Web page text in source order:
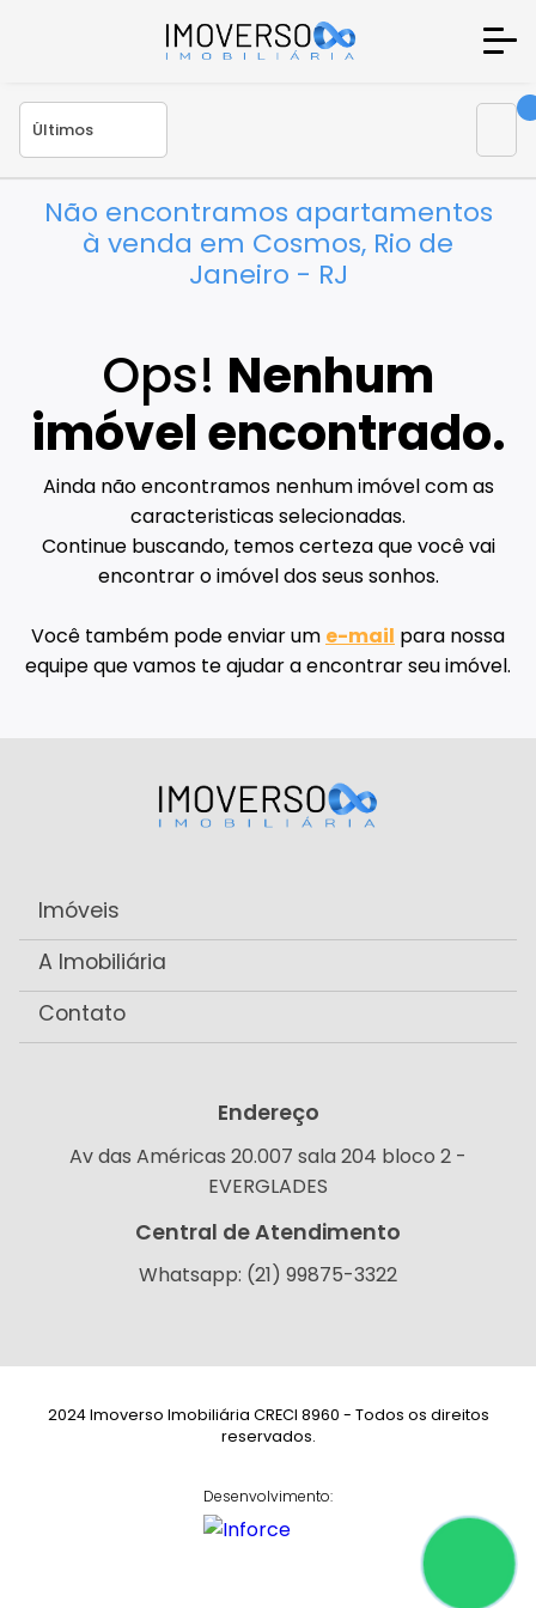
Não encontramos apartamentos
à venda em Cosmos, Rio de
Janeiro - RJ
Ops! Nenhum
imóvel encontrado.
Ainda não encontramos nenhum imóvel com as
caracteristicas selecionadas.
Continue buscando, temos certeza que você vai
encontrar o imóvel dos seus sonhos.
Você também pode enviar um e-mail para nossa
equipe que vamos te ajudar a encontrar seu imóvel.
Imóveis
A Imobiliária
Contato
Endereço
Av das Américas 20.007 sala 204 bloco 2 -
EVERGLADES
Central de Atendimento
Whatsapp: (21) 99875-3322
2024 Imoverso Imobiliária CRECI 8960 - Todos os direitos
reservados.
Desenvolvimento: